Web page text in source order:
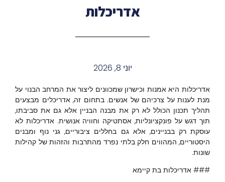
אדריכלות
יוני 8, 2026
אדריכלות היא אמנות וכישרון שמכוונים ליצור את המרחב הבנוי על
מנת לענות על צרכיהם של אנשים. בתחום זה, אדריכלים מבצעים
תהליך תכנון הכולל לא רק את מבנה הבניין אלא גם את סביבתו,
תוך דגש על פונקציונליות, אסתטיקה וחוויה אנושית. אדריכלות לא
עוסקת רק בבניינים, אלא גם בחללים ציבוריים, גני נוף ומבנים
היסטוריים, המהווים חלק בלתי נפרד מהתרבות והזהות של קהילות
שונות.
### אדריכלות בת קיימא